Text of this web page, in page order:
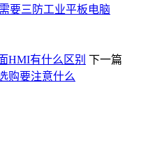
要三防工业平板电脑
HMI有什么区别 下一篇
购要注意什么